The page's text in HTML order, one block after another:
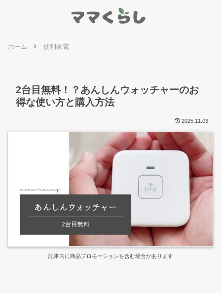
ホーム 便利家電
2台目無料！？あんしんウォッチャーのお
得な使い方と購入方法
2025.11.03
記事内に商品プロモーションを含む場合があります